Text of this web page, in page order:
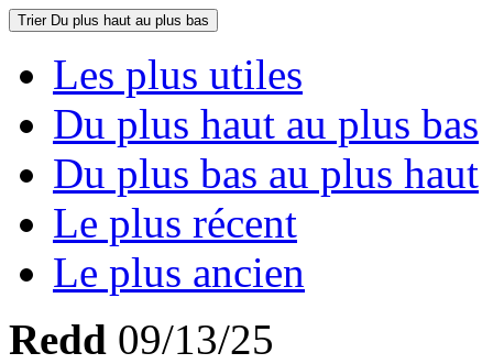
Trier Du plus haut au plus bas
Les plus utiles
Du plus haut au plus bas
Du plus bas au plus haut
Le plus récent
Le plus ancien
Redd 09/13/25